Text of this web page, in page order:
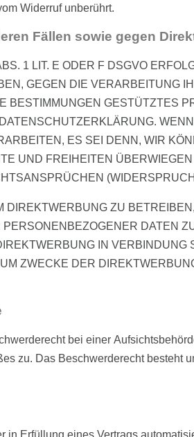
Widerruf unberührt.
Fällen sowie gegen
1 LIT. E ODER F DSGVO
GEGEN DIE VERARBEITUNG
GESTÜTZTES
ES SEI DENN, WIR
UND FREIHEITEN
ZU
DATEN
IN
ZWECKE DER
bei einer
zu. Das Beschwerderecht besteht